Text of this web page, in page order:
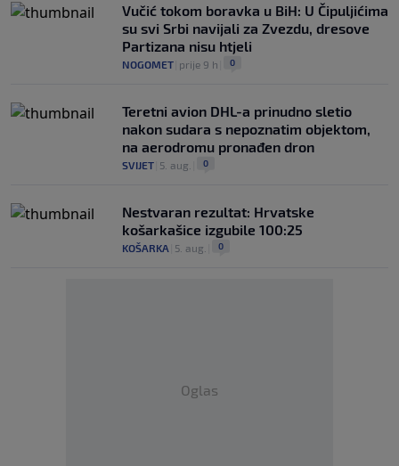
Vučić tokom boravka u BiH: U Čipuljićima
su svi Srbi navijali za Zvezdu, dresove
Partizana nisu htjeli
NOGOMET prije 9 h 0
Teretni avion DHL-a prinudno sletio
nakon sudara s nepoznatim objektom,
na aerodromu pronađen dron
SVIJET 5. aug. 0
Nestvaran rezultat: Hrvatske
košarkašice izgubile 100:25
KOŠARKA 5. aug. 0
Oglas